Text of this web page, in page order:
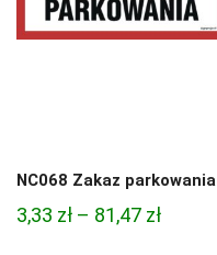
NC068 Zakaz parkowania
3,33 zł – 81,47 złZakres